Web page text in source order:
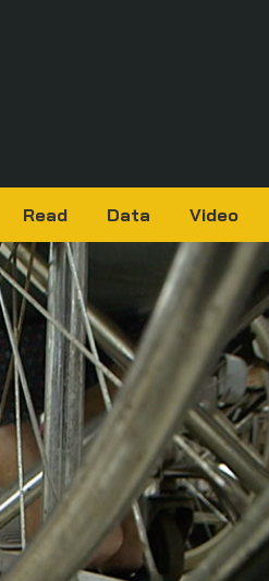
Read Data Video